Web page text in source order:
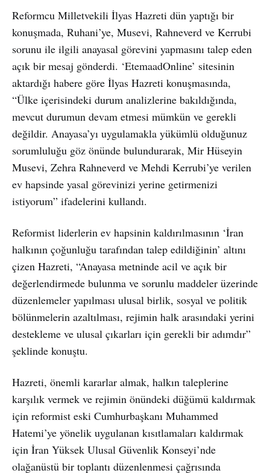
Reformcu Milletvekili İlyas Hazreti dün yaptığı bir
konuşmada, Ruhani’ye, Musevi, Rahneverd ve Kerrubi
sorunu ile ilgili anayasal görevini yapmasını talep eden
açık bir mesaj gönderdi. ‘EtemaadOnline’ sitesinin
aktardığı habere göre İlyas Hazreti konuşmasında,
“Ülke içerisindeki durum analizlerine bakıldığında,
mevcut durumun devam etmesi mümkün ve gerekli
değildir. Anayasa’yı uygulamakla yükümlü olduğunuz
sorumluluğu göz önünde bulundurarak, Mir Hüseyin
Musevi, Zehra Rahneverd ve Mehdi Kerrubi’ye verilen
ev hapsinde yasal görevinizi yerine getirmenizi
istiyorum” ifadelerini kullandı.
Reformist liderlerin ev hapsinin kaldırılmasının ‘İran
halkının çoğunluğu tarafından talep edildiğinin’ altını
çizen Hazreti, “Anayasa metninde acil ve açık bir
değerlendirmede bulunma ve sorunlu maddeler üzerinde
düzenlemeler yapılması ulusal birlik, sosyal ve politik
bölünmelerin azaltılması, rejimin halk arasındaki yerini
destekleme ve ulusal çıkarları için gerekli bir adımdır”
şeklinde konuştu.
Hazreti, önemli kararlar almak, halkın taleplerine
karşılık vermek ve rejimin önündeki düğümü kaldırmak
için reformist eski Cumhurbaşkanı Muhammed
Hatemi’ye yönelik uygulanan kısıtlamaları kaldırmak
için İran Yüksek Ulusal Güvenlik Konseyi’nde
olağanüstü bir toplantı düzenlenmesi çağrısında